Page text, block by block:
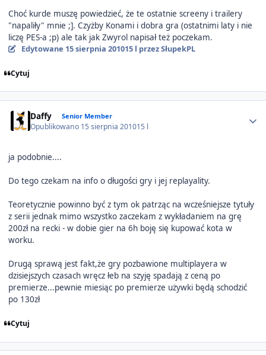
Choć kurde muszę powiedzieć, że te ostatnie screeny i trailery
"napaliły" mnie ;]. Czyżby Konami i dobra gra (ostatnimi laty i nie
liczę PES-a ;p) ale tak jak Zwyrol napisał też poczekam.
Edytowane 15 sierpnia 201015 l przez SłupekPL
Cytuj
Daffy Senior Member
Opublikowano 15 sierpnia 201015 l
ja podobnie....
Do tego czekam na info o długości gry i jej replayality.
Teoretycznie powinno być z tym ok patrząc na wcześniejsze tytuły
z serii jednak mimo wszystko zaczekam z wykładaniem na grę
200zł na recki - w dobie gier na 6h boję się kupować kota w
worku.
Drugą sprawą jest fakt,że gry pozbawione multiplayera w
dzisiejszych czasach wręcz łeb na szyję spadają z ceną po
premierze...pewnie miesiąc po premierze używki będą schodzić
po 130zł
Cytuj